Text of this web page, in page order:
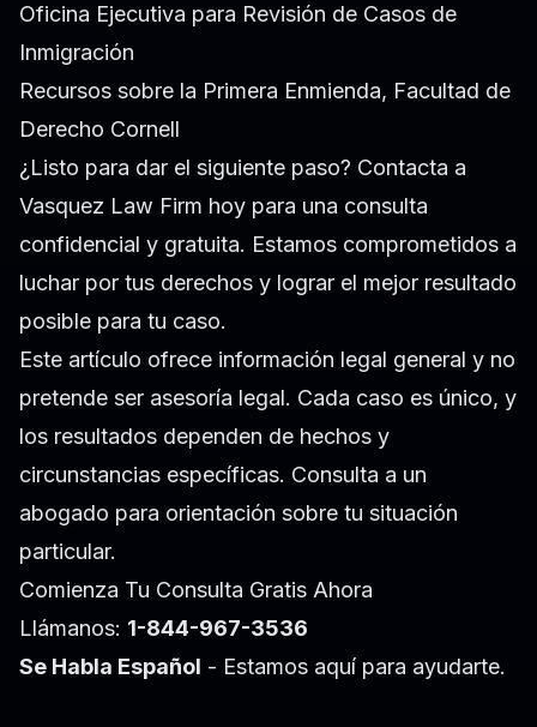
Oficina Ejecutiva para Revisión de Casos de
Inmigración
Recursos sobre la Primera Enmienda, Facultad de
Derecho Cornell
¿Listo para dar el siguiente paso? Contacta a
Vasquez Law Firm hoy para una consulta
confidencial y gratuita. Estamos comprometidos a
luchar por tus derechos y lograr el mejor resultado
posible para tu caso.
Este artículo ofrece información legal general y no
pretende ser asesoría legal. Cada caso es único, y
los resultados dependen de hechos y
circunstancias específicas. Consulta a un
abogado para orientación sobre tu situación
particular.
Comienza Tu Consulta Gratis Ahora
Llámanos: 1-844-967-3536
Se Habla Español - Estamos aquí para ayudarte.